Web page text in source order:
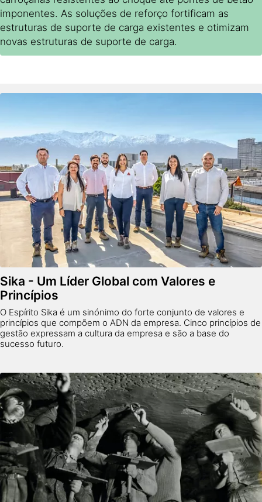
imponentes. As soluções de reforço fortificam as
estruturas de suporte de carga existentes e otimizam
novas estruturas de suporte de carga.
Sika - Um Líder Global com Valores e
Princípios
O Espírito Sika é um sinónimo do forte conjunto de valores e
princípios que compõem o ADN da empresa. Cinco princípios de
gestão expressam a cultura da empresa e são a base do
sucesso futuro.